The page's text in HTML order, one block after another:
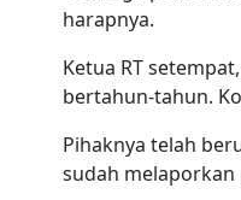
harapnya.
Ketua RT
bertahun-tahun.
Pihaknya telah
sudah melaporkan